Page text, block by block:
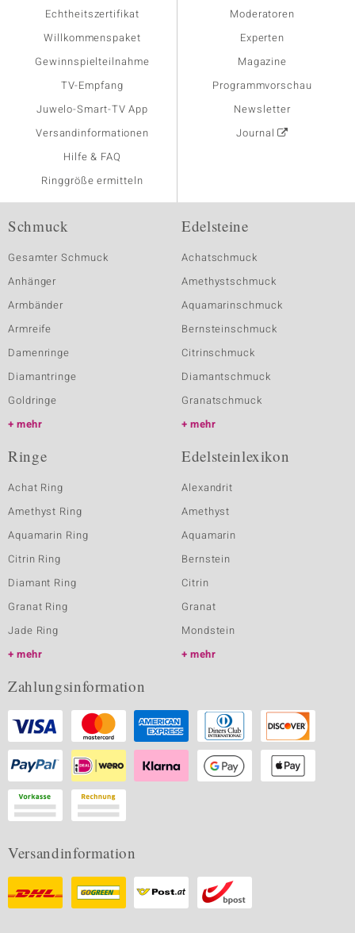
Echtheitszertifikat
Willkommenspaket
Gewinnspielteilnahme
TV-Empfang
Juwelo-Smart-TV App
Versandinformationen
Hilfe & FAQ
Ringgröße ermitteln
Moderatoren
Experten
Magazine
Programmvorschau
Newsletter
Journal
Schmuck
Gesamter Schmuck
Anhänger
Armbänder
Armreife
Damenringe
Diamantringe
Goldringe
mehr
Edelsteine
Achatschmuck
Amethystschmuck
Aquamarinschmuck
Bernsteinschmuck
Citrinschmuck
Diamantschmuck
Granatschmuck
mehr
Ringe
Achat Ring
Amethyst Ring
Aquamarin Ring
Citrin Ring
Diamant Ring
Granat Ring
Jade Ring
mehr
Edelsteinlexikon
Alexandrit
Amethyst
Aquamarin
Bernstein
Citrin
Granat
Mondstein
mehr
Zahlungsinformation
Versandinformation